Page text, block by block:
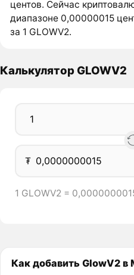
центов. Сейчас
диапазоне 0,00000015
за 1 GLOWV2.
Калькулятор GLOWV2
₮
1 GLOWV2 =
Как добавить GlowV2 в